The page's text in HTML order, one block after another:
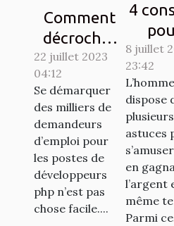
Comment
décrocher
son emploi
de rêve en
tant que
développeur
PHP ?
22 juillet 2023
04:12
Se démarquer
des milliers de
demandeurs
d’emploi pour
les postes de
développeurs
php n’est pas
chose facile....
4
jeu
8 juillet
23:42
L’homme
dispose
plusieurs
astuces
en
l’argent
même
Parmi